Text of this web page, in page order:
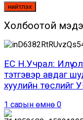
Холбоотой
ЕС Н.Учрал: Илүү
тэтгэвэр авдаг
хуулийн төслийг
1 сарын өмнө 0